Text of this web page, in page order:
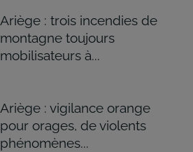
Ariège : trois incendies de
montagne toujours
mobilisateurs à...
Ariège : vigilance orange
pour orages, de violents
phénomènes...